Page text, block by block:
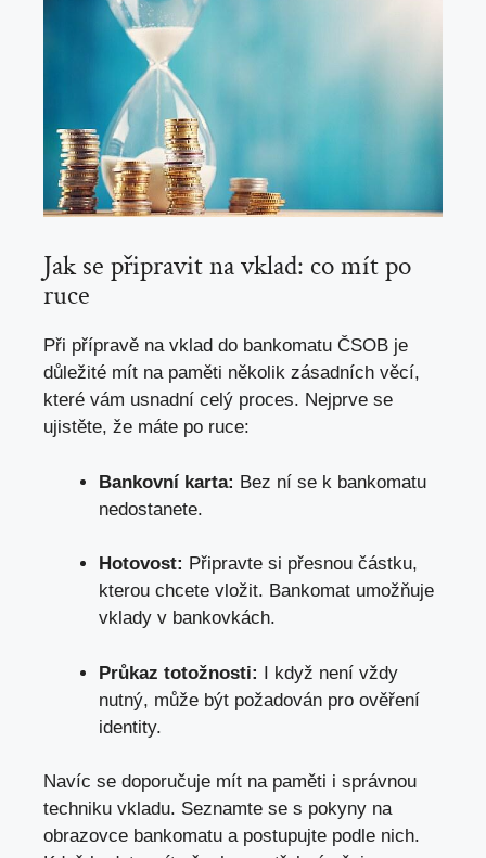
Jak se připravit na vklad: co mít po
ruce
Při přípravě na vklad do bankomatu ČSOB je
důležité mít na paměti několik zásadních věcí,
které vám usnadní celý proces. Nejprve se
ujistěte, že máte po ruce:
Bankovní karta: Bez ní se k bankomatu
nedostanete.
Hotovost: Připravte si přesnou částku,
kterou chcete vložit. Bankomat umožňuje
vklady v bankovkách.
Průkaz totožnosti: I když není vždy
nutný, může být požadován pro ověření
identity.
Navíc se doporučuje mít na paměti i správnou
techniku vkladu. Seznamte se s pokyny na
obrazovce bankomatu a postupujte podle nich.